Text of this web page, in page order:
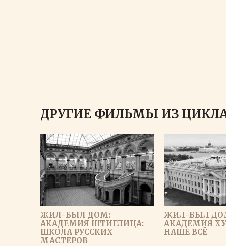
ДРУГИЕ ФИЛЬМЫ ИЗ
ЖИЛ-БЫЛ ДОМ:
АКАДЕМИЯ ШТИГЛИЦА:
ШКОЛА РУССКИХ
МАСТЕРОВ
ЖИЛ-БЫЛ
АКАДЕМИЯ
НАШЕ ВСЁ